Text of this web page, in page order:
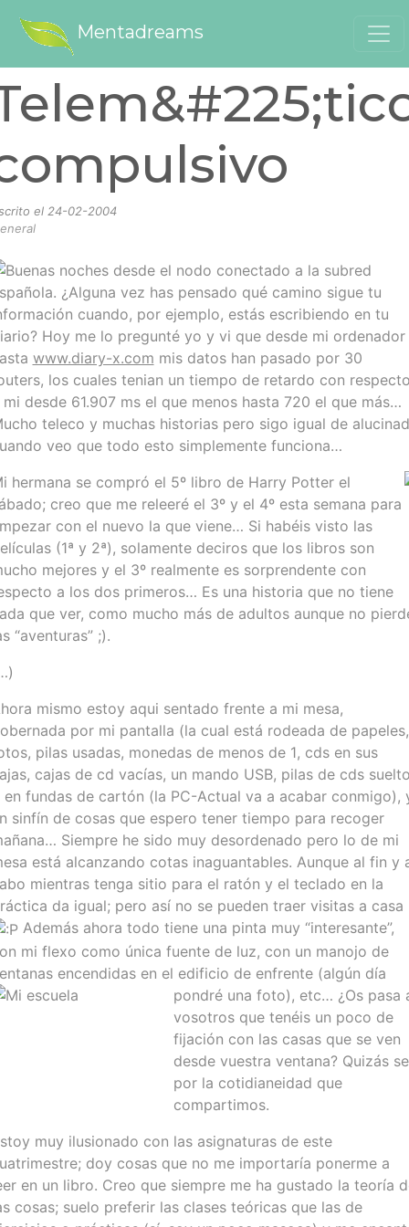
Mentadreams
el 24-02-2004
Buenas noches desde el nodo conectado a la subred
¿Alguna vez has pensado qué camino sigue tu
cuando, por ejemplo, estás escribiendo en tu
Hoy me lo pregunté yo y vi que desde mi ordenador
www.diary-x.com mis datos han pasado por 30
los cuales tenian un tiempo de retardo con
mi desde 61.907 ms el que menos hasta 720 el que más…
teleco y muchas historias pero sigo igual de
veo que todo esto simplemente funciona…
hermana se compró el 5º libro de Harry Potter el
creo que me releeré el 3º y el 4º esta semana para
con el nuevo la que viene… Si habéis visto las
(1ª y 2ª), solamente deciros que los libros son
mejores y el 3º realmente es sorprendente con
a los dos primeros… Es una historia que no tiene
que ver, como mucho más de adultos aunque no
“aventuras” ;).
mismo estoy aqui sentado frente a mi mesa,
por mi pantalla (la cual está rodeada de papeles,
pilas usadas, monedas de menos de 1, cds en sus
cajas de cd vacías, un mando USB, pilas de cds
en fundas de cartón (la PC-Actual va a acabar conmigo),
sinfín de cosas que espero tener tiempo para recoger
Siempre he sido muy desordenado pero lo de mi
está alcanzando cotas inaguantables. Aunque al fin y
mientras tenga sitio para el ratón y el teclado en la
da igual; pero así no se pueden traer visitas a casa
Además ahora todo tiene una pinta muy “interesante”,
mi flexo como única fuente de luz, con un manojo de
encendidas en el edificio de enfrente (algún día
pondré una foto), etc… ¿Os pasa
vosotros que tenéis un poco de
fijación con las casas que se ven
desde vuestra ventana? Quizás
por la cotidianeidad que
compartimos.
muy ilusionado con las asignaturas de este
doy cosas que no me importaría ponerme a
en un libro. Creo que siempre me ha gustado la teoría
cosas; suelo preferir las clases teóricas que las de